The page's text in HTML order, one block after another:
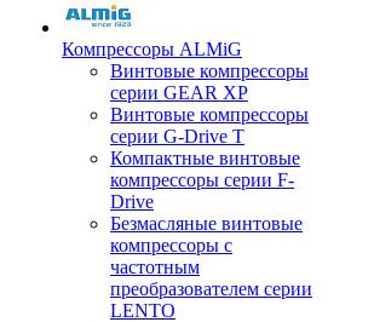
Компрессоры ALMiG
Винтовые компрессоры
серии GEAR XP
Винтовые компрессоры
серии G-Drive T
Компактные винтовые
компрессоры серии F-
Drive
Безмасляные винтовые
компрессоры с
частотным
преобразователем серии
LENTO